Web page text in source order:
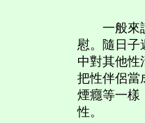
一般來說
慰。隨日子
中對其他性
把性伴侶當
煙癮等一樣
性。